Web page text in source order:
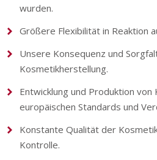
wurden.
Größere Flexibilität in Reaktion
Unsere Konsequenz und
Kosmetikherstellung.
Entwicklung und Produktion von
europäischen Standards und
Konstante Qualität der
Kontrolle.